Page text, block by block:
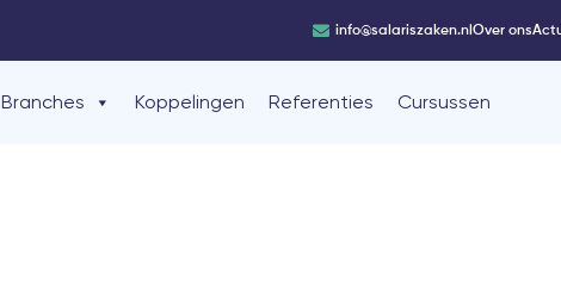
info@salariszaken.nlOver ons
Branches Koppelingen Referenties Cursussen